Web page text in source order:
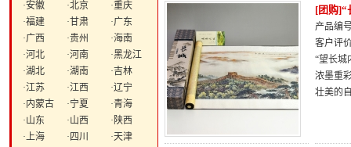
·安徽 ·北京
·重庆
·福建
·甘肃
·广东
·广西
·贵州
·海南
·河北
·河南
·黑龙江
·湖北
·湖南
·吉林
·江苏
·江西
·辽宁
·内蒙古
·宁夏
·青海
·山东
·山西
·陕西
·上海
·四川
·天津
[团购]“
产品编
客户评
“望长城
浓墨重
壮美的